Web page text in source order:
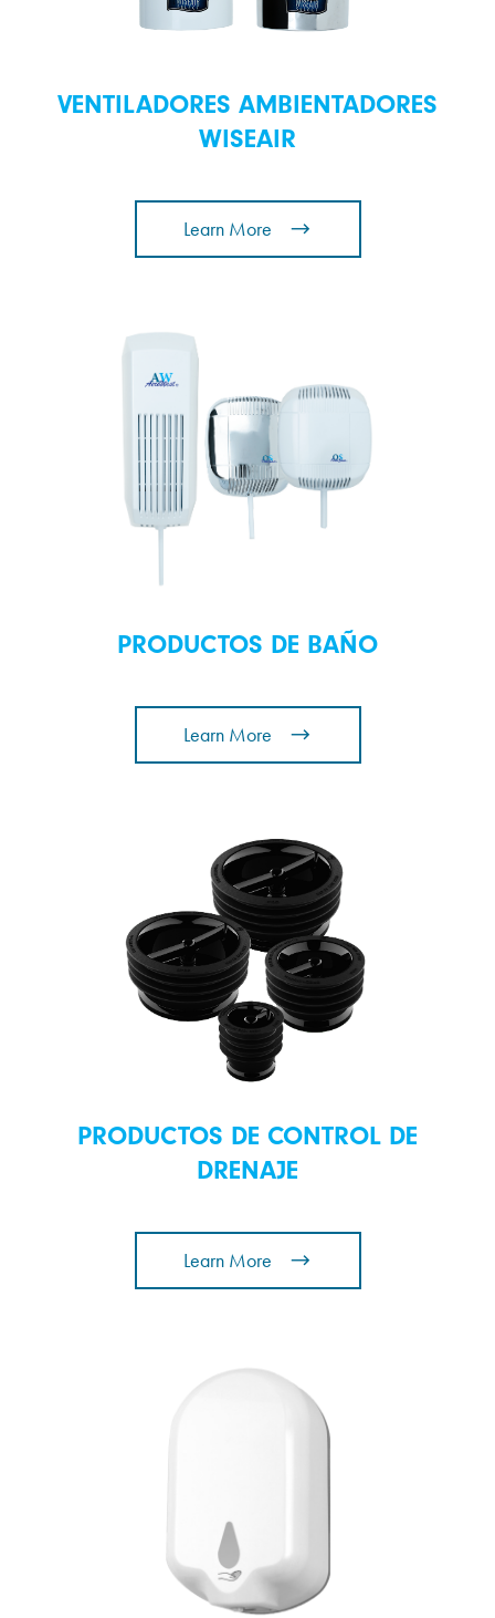
VENTILADORES AMBIENTADORES
WISEAIR
Learn More
PRODUCTOS DE BAÑO
Learn More
PRODUCTOS DE CONTROL DE
DRENAJE
Learn More